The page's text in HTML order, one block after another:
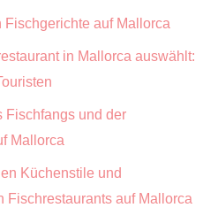
Fischgerichte auf Mallorca
in Mallorca auswählt:
Fischfangs und der
Mallorca
Küchenstile und
Fischrestaurants auf Mallorca